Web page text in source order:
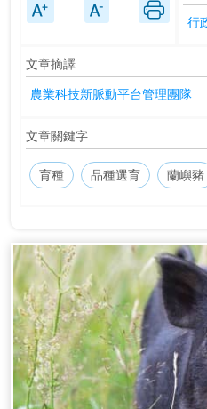
行
文章摘譯
農業科技新脈動平台管理團隊
文章關鍵字
育種 品種選育 蘭嶼豬